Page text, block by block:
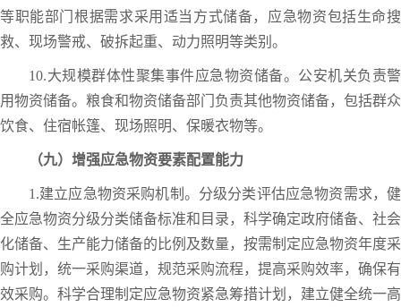
等职能部门根据需求采用适当方式储备，应急物资包括生命搜
救、现场警戒、破拆起重、动力照明等类别。
10.大规模群体性聚集事件应急物资储备。公安机关负责警
用物资储备。粮食和物资储备部门负责其他物资储备，包括群众
饮食、住宿帐篷、现场照明、保暖衣物等。
（九）增强应急物资要素配置能力
1.建立应急物资采购机制。分级分类评估应急物资需求，健
全应急物资分级分类储备标准和目录，科学确定政府储备、社会
化储备、生产能力储备的比例及数量，按需制定应急物资年度采
购计划，统一采购渠道，规范采购流程，提高采购效率，确保有
效采购。科学合理制定应急物资紧急筹措计划，建立健全统一高